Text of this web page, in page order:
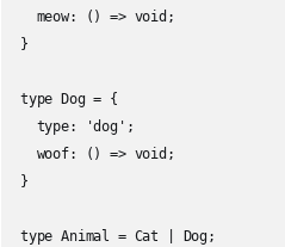
  meow: () => void;
}
type Dog = {
  type: 'dog';
  woof: () => void;
}
type Animal = Cat | Dog;